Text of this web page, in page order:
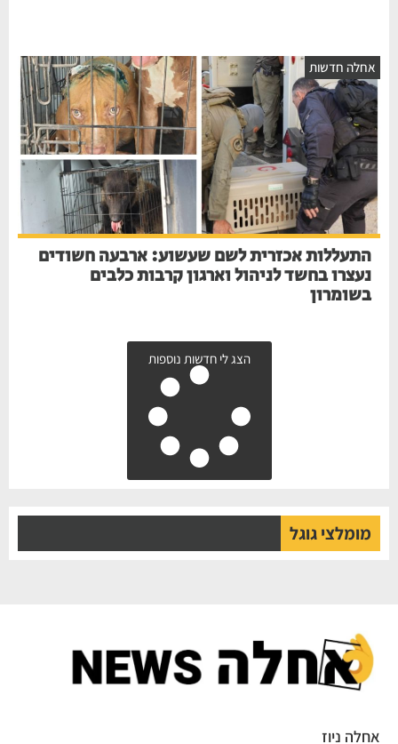
אחלה חדשות
התעללות אכזרית לשם שעשוע: ארבעה חשודים
נעצרו בחשד לניהול וארגון קרבות כלבים
בשומרון
הצג לי חדשות נוספות
מומלצי גוגל
אחלה ניוז